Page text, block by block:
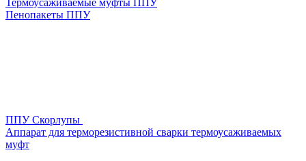
Термоусаживаемые муфты ППУ
Пенопакеты ППУ
ППУ Скорлупы
Аппарат для терморезистивной сварки термоусаживаемых
муфт